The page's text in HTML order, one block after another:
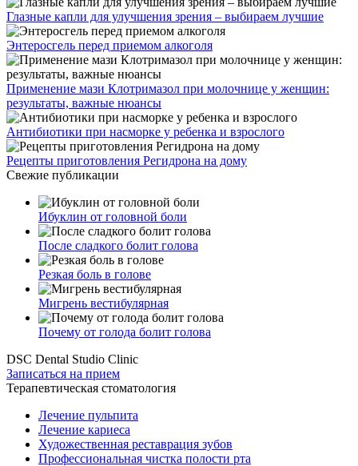
Глазные капли для улучшения зрения – выбираем лучшие
Энтеросгель перед приемом алкоголя
Применение мази Клотримазол при молочнице у женщин:
результаты, важные нюансы
Антибиотики при насморке у ребенка и взрослого
Рецепты приготовления Регидрона на дому
Свежие публикации
Ибуклин от головной боли
После сладкого болит голова
Резкая боль в голове
Мигрень вестибулярная
Почему от голода болит голова
DSC Dental Studio Clinic
Записаться на прием
Терапевтическая стоматология
Лечение пульпита
Лечение кариеса
Художественная реставрация зубов
Профессиональная чистка полости рта